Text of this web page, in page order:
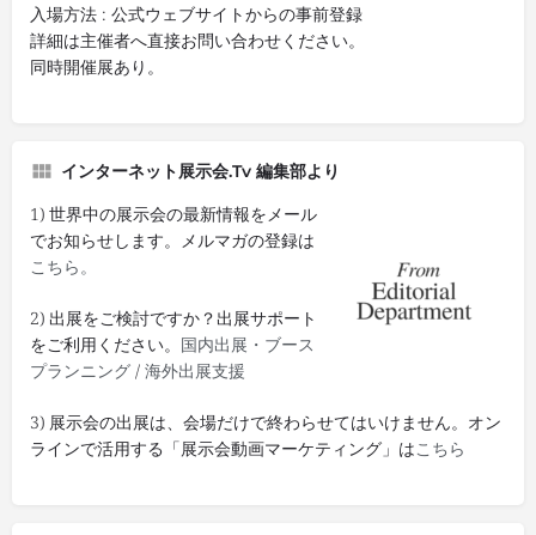
入場方法 : 公式ウェブサイトからの事前登録
詳細は主催者へ直接お問い合わせください。
同時開催展あり。
インターネット展示会.tv 編集部より
1) 世界中の展示会の最新情報をメール
でお知らせします。メルマガの登録は
こちら。
2) 出展をご検討ですか？出展サポート
をご利用ください。 国内出展・ブース
プランニング / 海外出展支援
3) 展示会の出展は、会場だけで終わらせてはいけません。オン
ラインで活用する「展示会動画マーケティング」はこちら